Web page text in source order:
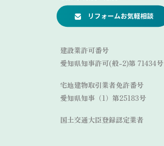
Link
建設業許可番号
愛知県知事許可(般-2)第 71434号
宅地建物取引業者免許番号
愛知県知事（1）第25183号
国土交通大臣登録認定業者